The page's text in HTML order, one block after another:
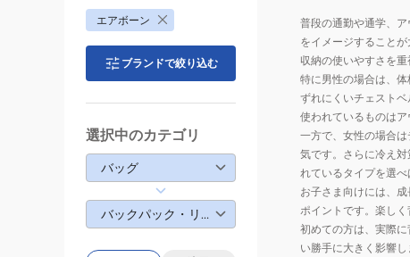
ッ
ク
普段の通勤や通学、
をイメージすること
収納の使いやすさを重
特に男性の場合は、
ずれにくいチェスト
使われているものはア
一方で、女性の場合
気です。さらに冷え
れているタイプを選べ
お子さま向けには、
ポイントです。楽し
初めての方は、実際
い勝手に大きく影響
エアボーン
ブランドで絞り込む
選択中のカテゴリ
バッグ
バックパック・リュック